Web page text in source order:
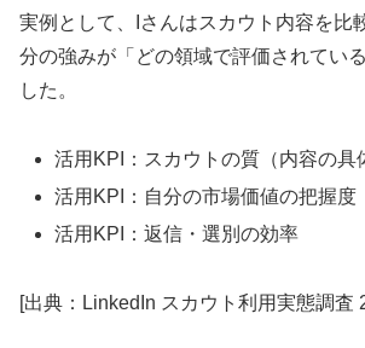
実例として、Iさんはスカウト内容を比
分の強みが「どの領域で評価されてい
した。
活用KPI：スカウトの質（内容の具
活用KPI：自分の市場価値の把握度
活用KPI：返信・選別の効率
[出典：LinkedIn スカウト利用実態調査